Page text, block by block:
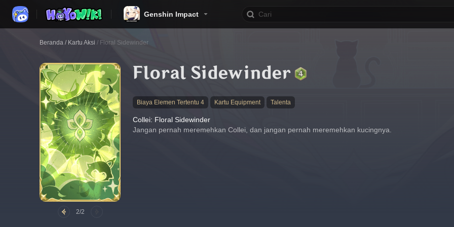
Genshin Impact
Beranda / Kartu Aksi / Floral Sidewinder
2/2
Floral Sidewinder
Biaya Elemen Tertentu 4 Kartu Equipment Talenta
Collei: Floral Sidewinder
Jangan pernah meremehkan Collei, dan jangan pernah meremehkan kucingnya.